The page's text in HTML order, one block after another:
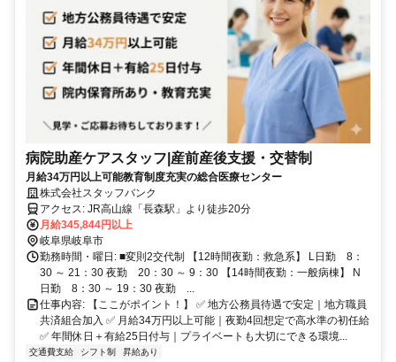
病院助産ケアスタッフ|産前産後支援・交替制
月給34万円以上可能教育制度充実の総合医療センター
株式会社スタッフバンク
アクセス: JR高山線「長森駅」より徒歩20分
月給345,844円以上
岐阜県岐阜市
勤務時間・曜日: ■変則2交代制 【12時間夜勤：救急系】 L日勤 8：
30 ～ 21：30 夜勤 20：30 ～ 9：30 【14時間夜勤：一般病棟】 N
日勤 8：30 ～ 19：30 夜勤 ...
仕事内容: 【ここがポイント！】 ✅ 地方公務員待遇で安定｜地方職員
共済組合加入 ✅ 月給34万円以上可能｜夜勤4回想定で高水準の初任給
✅ 年間休日＋有給25日付与｜プライベートも大切にできる環境...
交通費支給 シフト制 昇給あり